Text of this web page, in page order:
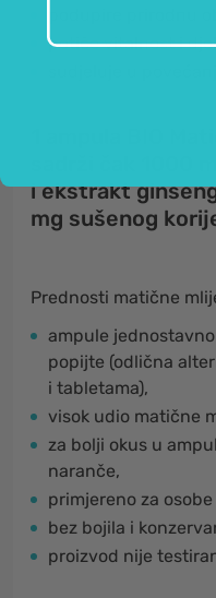
podupire prirodnu
potiče vitalnost i
i ekstrakt
mg sušenog
Prednosti matične
ampule
popijte (odlična
i tabletama),
visok udio matične
za bolji okus u
naranče,
primjereno za
bez bojila i
proizvod nije